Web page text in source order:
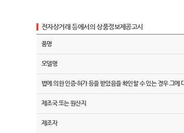
전자상거래 등에서의 상품정보제공고시
품명
모델명
법에 의한 인증·허가 등을 받았음을 확인할 수 있는 경우 그에
제조국 또는 원산지
제조자